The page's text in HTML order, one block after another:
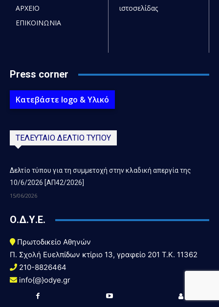
ΑΡΧΕΙΟ
ΕΠΙΚΟΙΝΩΝΙΑ
ιστοσελίδας
Press corner
Κατεβάστε logo & Υλικό
ΤΕΛΕΥΤΑΙΟ ΔΕΛΤΙΟ ΤΥΠΟΥ
Δελτίο τύπου για τη συμμετοχή στην κλαδική απεργία της
10/6/2026 [ΑΠ42/2026]
15/06/2026
Ο.Δ.Υ.Ε.
Πρωτοδικείο Αθηνών
Π. Σχολή Ευελπίδων κτίριο 13, γραφείο 201 T.K. 11362
210-8826464
info{@}odye.gr